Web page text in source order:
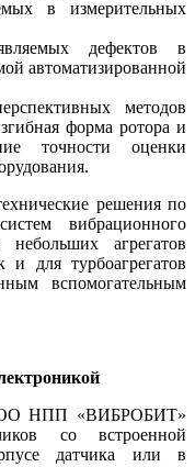
в измерительных
дефектов в
автоматизированной
методов
форма ротора и
точности оценки
решения по
вибрационного
агрегатов
для турбоагрегатов
вспомогательным
ООО НПП «ВИБРОБИТ»
со встроенной
датчика или в